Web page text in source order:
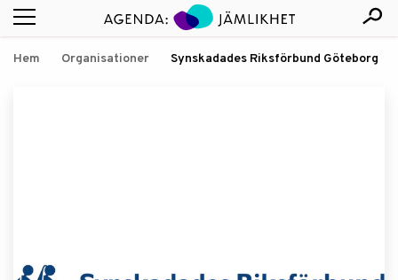
Hem Organisationer Synskadades Riksförbund Göteborg